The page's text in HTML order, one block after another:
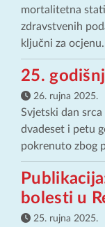
mortalitetna
zdravstvenih
ključni za
25.
26. rujna 2025.
Svjetski dan
dvadeset i petu
pokrenuto zbog
bolesti u
25. rujna 2025.